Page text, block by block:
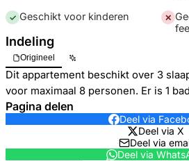
✓ Geschikt voor kinderen ✕
Indeling
Origineel
Dit appartement beschikt over 3
voor maximaal 8 personen. Er is 1
Pagina delen
Deel via
Deel via X
Deel via
Deel via